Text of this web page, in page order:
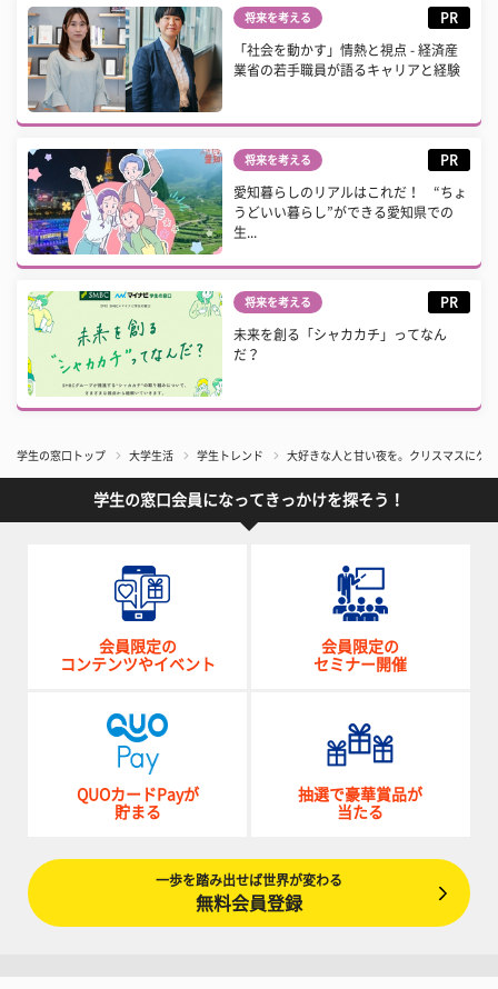
将来を考える PR
「社会を動かす」情熱と視点 - 経済産
業省の若手職員が語るキャリアと経験
将来を考える PR
愛知暮らしのリアルはこれだ！ “ちょ
うどいい暮らし”ができる愛知県での
生...
将来を考える PR
未来を創る「シャカカチ」ってなん
だ？
学生の窓口トップ 大学生活 学生トレンド 大好きな人と甘い夜を。クリスマスにケ
学生の窓口会員になってきっかけを探そう！
会員限定の
コンテンツやイベント
会員限定の
セミナー開催
QUOカードPayが
貯まる
抽選で豪華賞品が
当たる
一歩を踏み出せば世界が変わる
無料会員登録